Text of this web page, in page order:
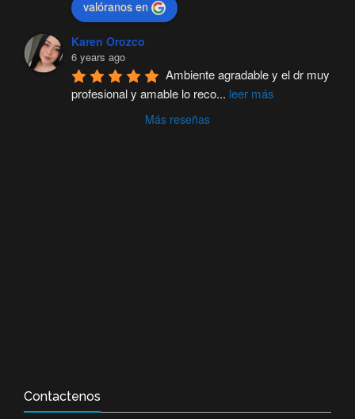
valóranos en
Karen Orozco
6 years ago
Ambiente agradable y el dr muy
profesional y amable lo reco... leer más
Más reseñas
Contactenos